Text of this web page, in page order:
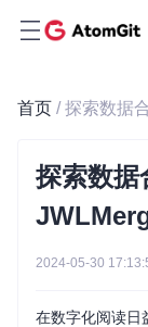
首页
探索数据
2024-05-30
在数字化阅读日